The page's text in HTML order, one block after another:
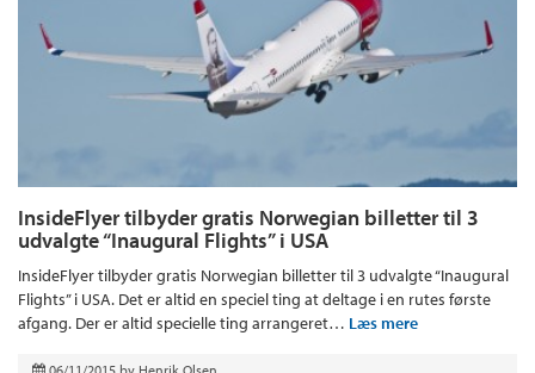
InsideFlyer tilbyder gratis Norwegian billetter til 3
udvalgte “Inaugural Flights” i USA
InsideFlyer tilbyder gratis Norwegian billetter til 3 udvalgte “Inaugural
Flights” i USA. Det er altid en speciel ting at deltage i en rutes første
afgang. Der er altid specielle ting arrangeret… Læs mere